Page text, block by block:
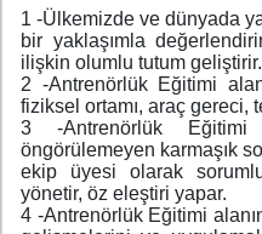
1 -Ülkemizde ve dünyada
bir yaklaşımla
ilişkin olumlu tutum geliştirir.
2 -Antrenörlük Eğitimi
fiziksel ortamı, araç gereci,
3 -Antrenörlük
öngörülemeyen karmaşık
ekip üyesi olarak
yönetir, öz eleştiri yapar.
4 -Antrenörlük Eğitimi